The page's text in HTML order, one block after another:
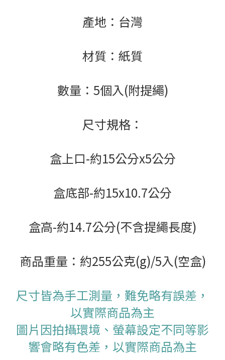
產地：台灣
材質：紙質
數量：5個入(附提繩)
尺寸規格：
盒上口-約15公分x5公分
盒底部-約15x10.7公分
盒高-約14.7公分(不含提繩長度)
商品重量：約255公克(g)/5入(空盒)
尺寸皆為手工測量，難免略有誤差，
以實際商品為主
圖片因拍攝環境、螢幕設定不同等影
響會略有色差，以實際商品為主